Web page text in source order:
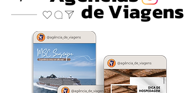
de Viagens